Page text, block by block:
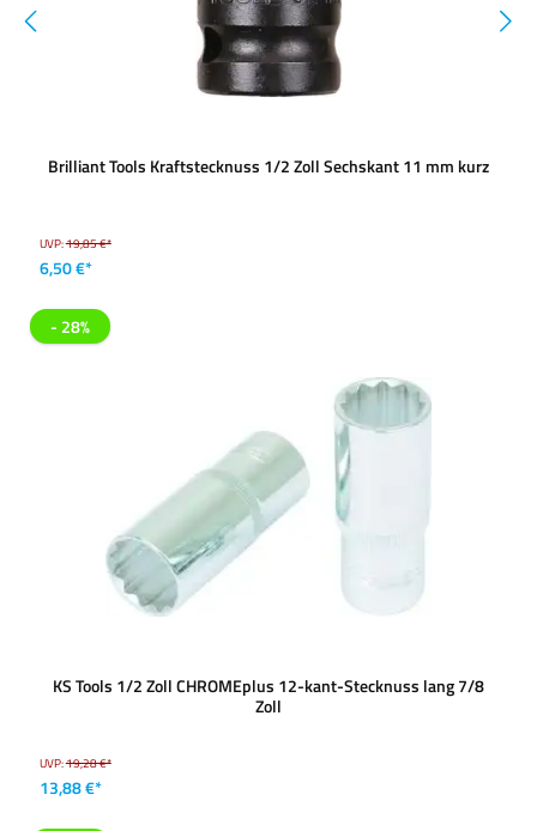
Brilliant Tools Kraftstecknuss 1/2 Zoll Sechskant 11 mm kurz
UVP:19,85 €*
6,50 €*
- 28%
KS Tools 1/2 Zoll CHROMEplus 12-kant-Stecknuss lang 7/8
Zoll
UVP:19,28 €*
13,88 €*